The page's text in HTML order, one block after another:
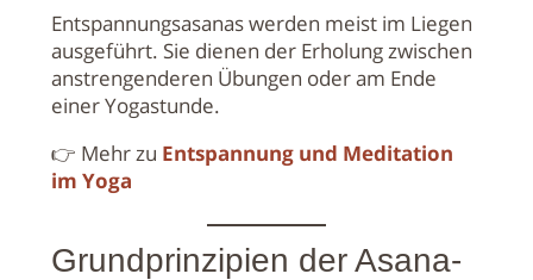
Entspannungsasanas werden meist im Liegen
ausgeführt. Sie dienen der Erholung zwischen
anstrengenderen Übungen oder am Ende
einer Yogastunde.
👉 Mehr zu Entspannung und Meditation
im Yoga
Grundprinzipien der Asana-